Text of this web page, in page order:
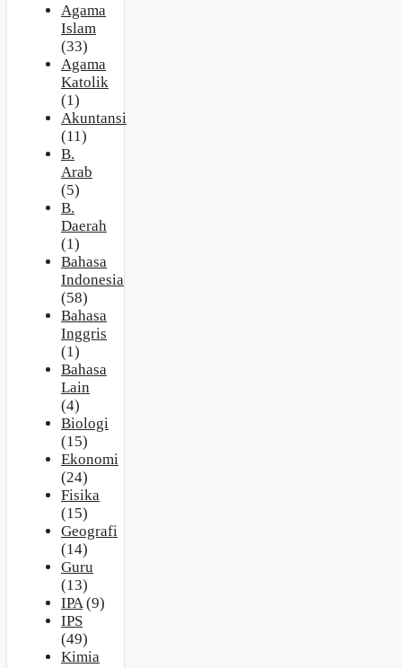
Agama
Islam
(33)
Agama
Katolik
(1)
Akuntansi
(11)
B.
Arab
(5)
B.
Daerah
(1)
Bahasa
Indonesia
(58)
Bahasa
Inggris
(1)
Bahasa
Lain
(4)
Biologi
(15)
Ekonomi
(24)
Fisika
(15)
Geografi
(14)
Guru
(13)
IPA(9)
IPS
(49)
Kimia